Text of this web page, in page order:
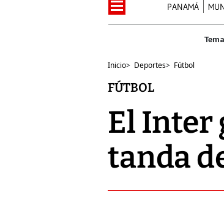
PANAMÁ
Inicio> Deportes> Fútbol
FÚTBOL
El Inter
tanda